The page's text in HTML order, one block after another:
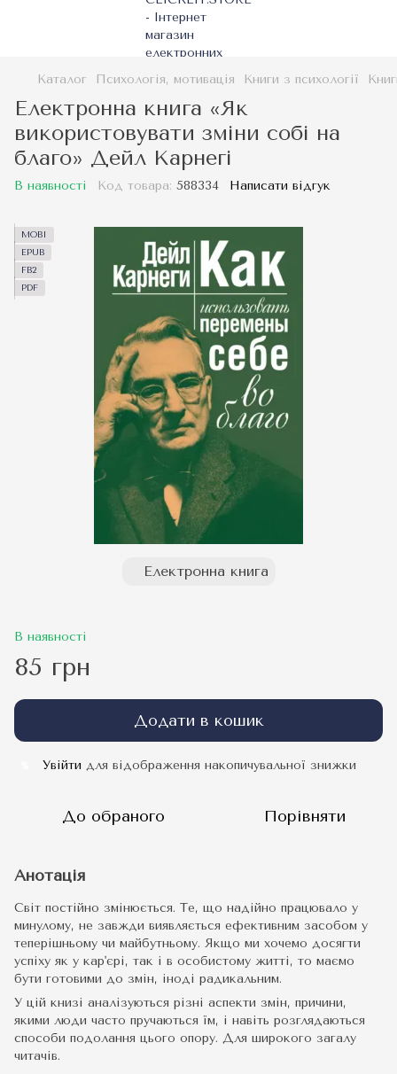
Каталог Психологія, мотивація Книги з психології
Електронна книга «Як
використовувати зміни собі на
благо» Дейл Карнегі
В наявності Код товара: 588334 Написати відгук
MOBI
EPUB
FB2
PDF
Електронна книга
В наявності
85 грн
Додати в кошик
Увійти для відображення накопичувальної знижки
До обраного Порівняти
Анотація
Світ постійно змінюється. Те, що надійно працювало у
минулому, не завжди виявляється ефективним засобом у
теперішньому чи майбутньому. Якщо ми хочемо досягти
успіху як у кар'єрі, так і в особистому житті, то маємо
бути готовими до змін, іноді радикальним.
У цій книзі аналізуються різні аспекти змін, причини,
якими люди часто пручаються їм, і навіть розглядаються
способи подолання цього опору. Для широкого загалу
читачів.